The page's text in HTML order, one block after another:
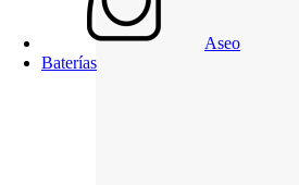
Aseo
Baterías